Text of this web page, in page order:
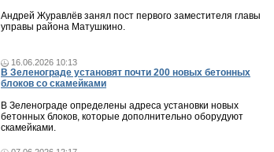
Андрей Журавлёв занял пост первого заместителя главы
управы района Матушкино.
16.06.2026 10:13
В Зеленограде установят почти 200 новых бетонных
блоков со скамейками
В Зеленограде определены адреса установки новых
бетонных блоков, которые дополнительно оборудуют
скамейками.